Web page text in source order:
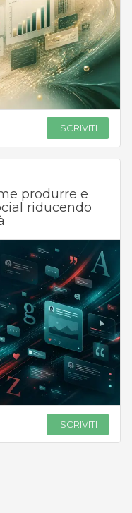
ISCRIVITI
produrre e
riducendo
ISCRIVITI